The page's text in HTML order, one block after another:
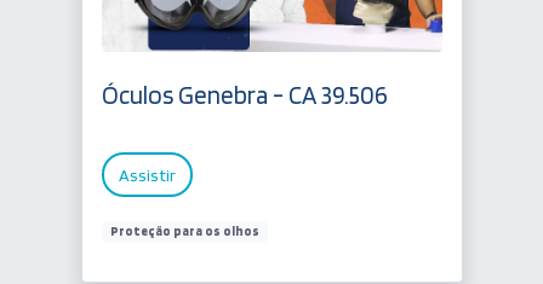
Óculos Genebra - CA 39.506
Assistir
Proteção para os olhos